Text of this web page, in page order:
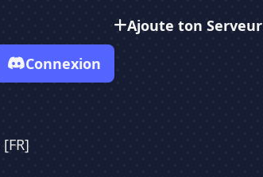
Ajoute ton Serveur
Connexion